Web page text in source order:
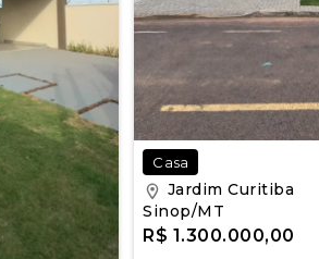
Casa
Jardim Curitiba
Sinop/MT
R$ 1.300.000,00